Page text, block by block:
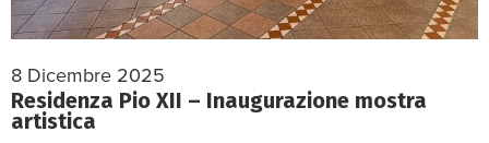
8 Dicembre 2025
Residenza Pio XII – Inaugurazione mostra
artistica